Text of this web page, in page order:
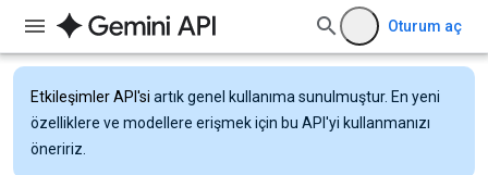
Oturum aç
Etkileşimler API'si artık genel kullanıma sunulmuştur. En yeni
özelliklere ve modellere erişmek için bu API'yi kullanmanızı
öneririz.